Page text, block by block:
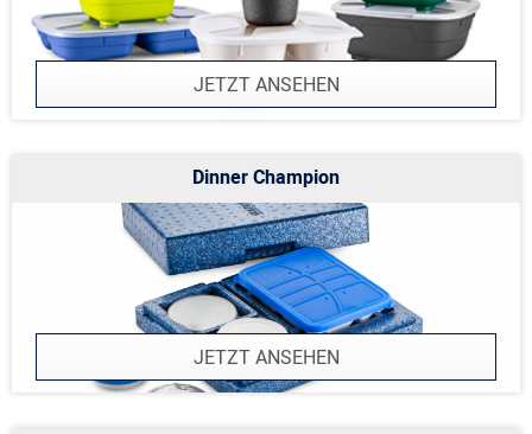
JETZT ANSEHEN
Dinner Champion
JETZT ANSEHEN